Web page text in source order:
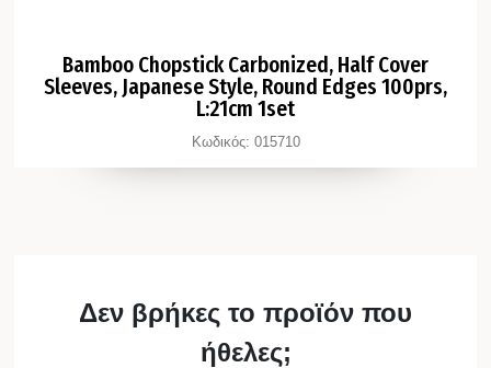
Bamboo Chopstick Carbonized, Half Cover
Sleeves, Japanese Style, Round Edges 100prs,
L:21cm 1set
Κωδικός: 015710
Δεν βρήκες το προϊόν που
ήθελες;